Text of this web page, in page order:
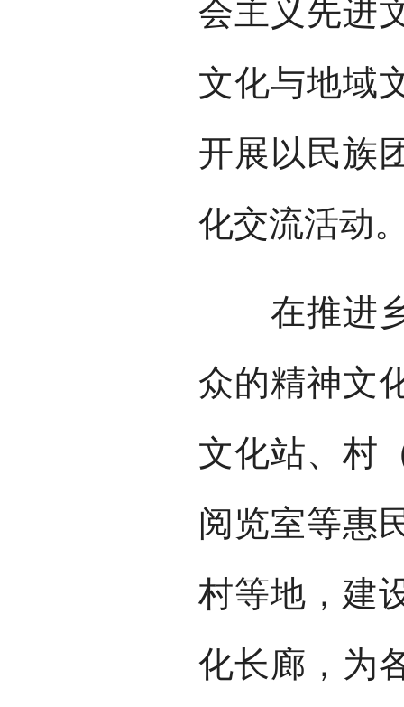
会主义先进
文化与地域
开展以民族
化交流活动
在推进乡
众的精神文
文化站、村
阅览室等惠
村等地，建
化长廊，为